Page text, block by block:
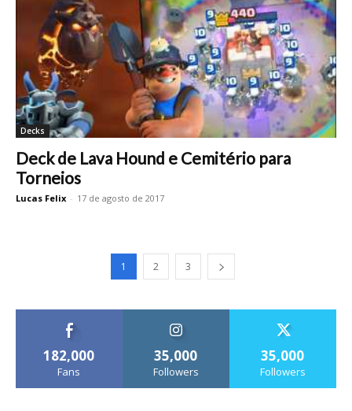
Decks
Deck de Lava Hound e Cemitério para
Torneios
Lucas Felix - 17 de agosto de 2017
1 2 3
182,000
Fans
35,000
Followers
35,000
Followers